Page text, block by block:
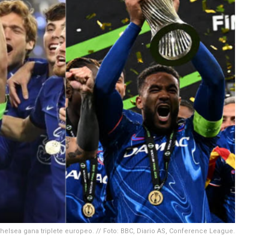
helsea gana triplete europeo. // Foto: BBC, Diario AS, Conference League.